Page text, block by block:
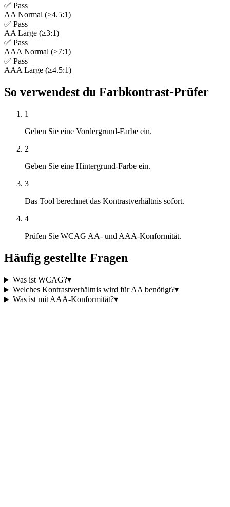
✅ Pass
AA Normal (≥4.5:1)
✅ Pass
AA Large (≥3:1)
✅ Pass
AAA Normal (≥7:1)
✅ Pass
AAA Large (≥4.5:1)
So verwendest du Farbkontrast-Prüfer
1
Geben Sie eine Vordergrund-Farbe ein.
2
Geben Sie eine Hintergrund-Farbe ein.
3
Das Tool berechnet das Kontrastverhältnis sofort.
4
Prüfen Sie WCAG AA- und AAA-Konformität.
Häufig gestellte Fragen
Was ist WCAG?▾
Welches Kontrastverhältnis wird für AA benötigt?▾
Was ist mit AAA-Konformität?▾